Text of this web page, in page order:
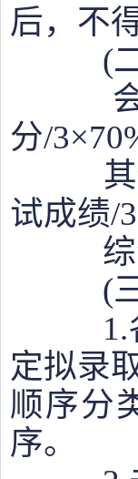
后，不
(二)
会
分/
其他
试成绩/
综合
(三)
1.各
定拟录
顺序分
序。